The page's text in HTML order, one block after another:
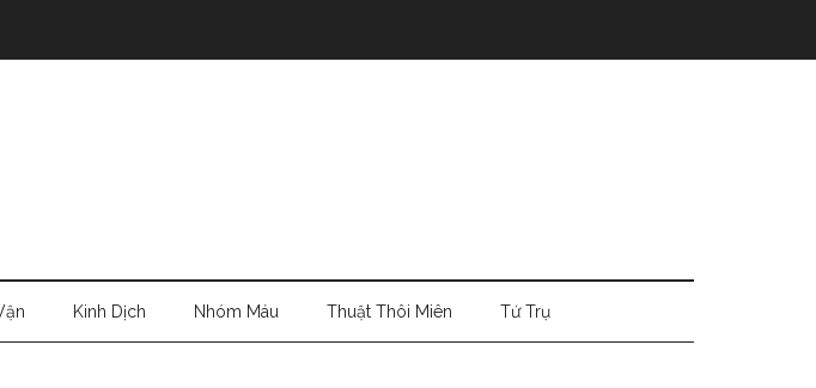
Kinh Dịch Nhóm Máu Thuật Thôi Miên Tứ Trụ